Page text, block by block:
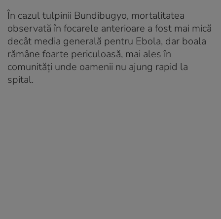
În cazul tulpinii Bundibugyo, mortalitatea
observată în focarele anterioare a fost mai mică
decât media generală pentru Ebola, dar boala
rămâne foarte periculoasă, mai ales în
comunități unde oamenii nu ajung rapid la
spital.